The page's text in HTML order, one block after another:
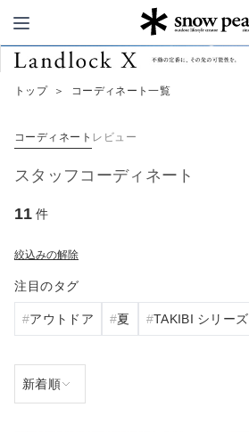
Snow Peak
トップ ＞ コーディネート一覧
コーディネート レビュー
スタッフコーディネート
11 件
絞込みの解除
注目のタグ
アウトドア 夏 TAKIBI シリーズ